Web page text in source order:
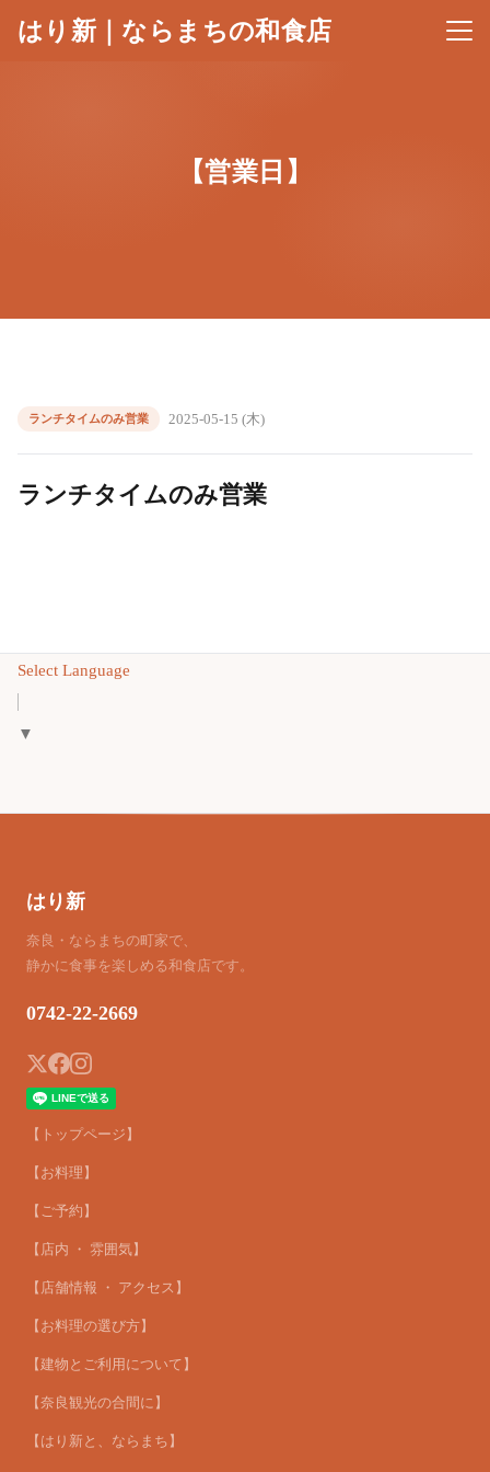
はり新｜ならまちの和食店 メニ
【営業日】
ランチタイムのみ営業 2025-05-15 (木)
ランチタイムのみ営業
Select Language
▼
はり新
奈良・ならまちの町家で、
静かに食事を楽しめる和食店です。
0742-22-2669
【トップページ】
【お料理】
【ご予約】
【店内 ・ 雰囲気】
【店舗情報 ・ アクセス】
【お料理の選び方】
【建物とご利用について】
【奈良観光の合間に】
【はり新と、ならまち】